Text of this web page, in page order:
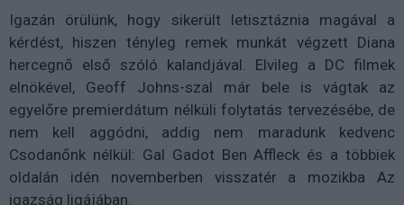
Igazán örülünk, hogy sikerült letisztáznia magával a
kérdést, hiszen tényleg remek munkát végzett Diana
hercegnő első szóló kalandjával. Elvileg a DC filmek
elnökével, Geoff Johns-szal már bele is vágtak az
egyelőre premierdátum nélküli folytatás tervezésébe, de
nem kell aggódni, addig nem maradunk kedvenc
Csodanőnk nélkül: Gal Gadot Ben Affleck és a többiek
oldalán idén novemberben visszatér a mozikba Az
igazság ligájában.